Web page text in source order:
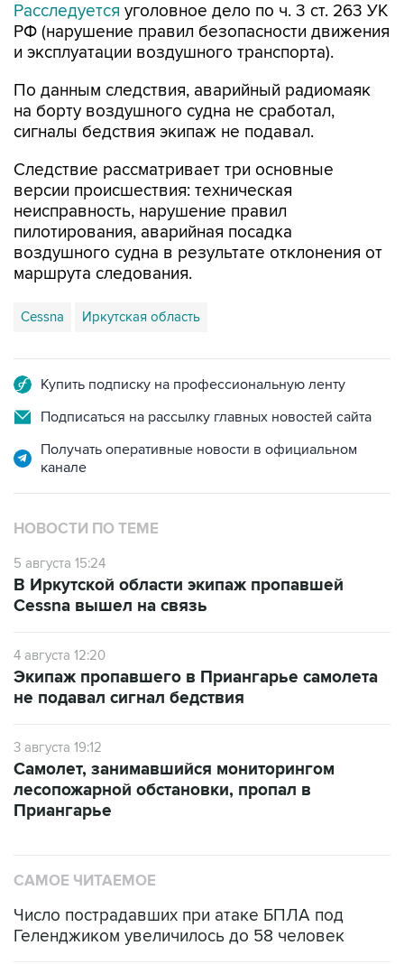
Расследуется уголовное дело по ч. 3 ст. 263 УК
РФ (нарушение правил безопасности движения
и эксплуатации воздушного транспорта).
По данным следствия, аварийный радиомаяк
на борту воздушного судна не сработал,
сигналы бедствия экипаж не подавал.
Следствие рассматривает три основные
версии происшествия: техническая
неисправность, нарушение правил
пилотирования, аварийная посадка
воздушного судна в результате отклонения от
маршрута следования.
Cessna Иркутская область
Купить подписку на профессиональную ленту
Подписаться на рассылку главных новостей сайта
Получать оперативные новости в официальном
канале
НОВОСТИ ПО ТЕМЕ
5 августа 15:24
В Иркутской области экипаж пропавшей
Cessna вышел на связь
4 августа 12:20
Экипаж пропавшего в Приангарье самолета
не подавал сигнал бедствия
3 августа 19:12
Самолет, занимавшийся мониторингом
лесопожарной обстановки, пропал в
Приангарье
САМОЕ ЧИТАЕМОЕ
Число пострадавших при атаке БПЛА под
Геленджиком увеличилось до 58 человек